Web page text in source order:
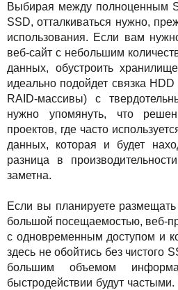
Выбирая между полноценным
SSD, отталкиваться нужно,
использования. Если вам
веб-сайт с небольшим
данных, обустроить
идеально подойдет связка
RAID-массивы) с
нужно упомянуть, что
проектов, где часто
данных, которая и будет
разница в
заметна.
Если вы планируете
большой посещаемостью, веб-
с одновременным доступом и
здесь не обойтись без чистого
большим объемом
быстродействии будут